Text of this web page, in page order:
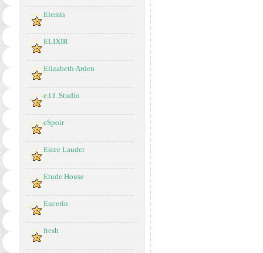
Elemis
ELIXIR
Elizabeth Arden
e.l.f. Studio
eSpoir
Estee Lauder
Etude House
Eucerin
fresh